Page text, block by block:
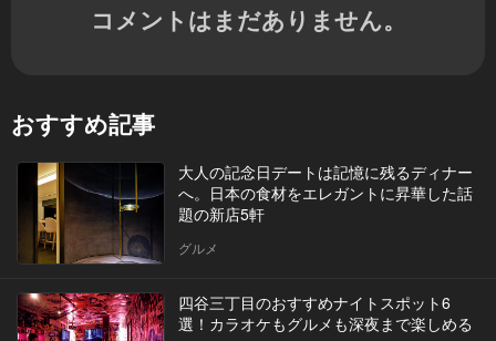
コメントはまだありません。
おすすめ記事
大人の記念日デートは記憶に残るディナー
へ。日本の食材をエレガントに昇華した話
題の新店5軒
グルメ
四谷三丁目のおすすめナイトスポット6
選！カラオケもグルメも深夜まで楽しめる